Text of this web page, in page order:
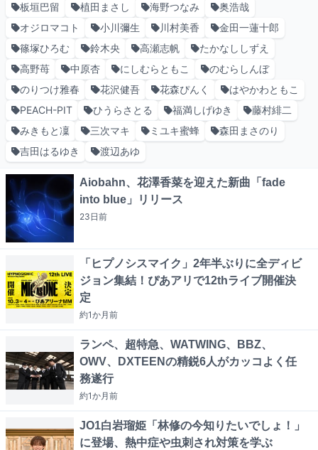
板垣巴留
植田まさし 海野つなみ
奥浩哉
オジロマコト
小川彌生 川村美香
金田一蓮十郎
篠塚ひろむ
鈴木央 高瀬志帆
たかなししずえ
高野苺
中原杏 にしむらともこ
のむらしんぼ
のりつけ雅春
花沢健吾 花森ぴんく
はやかわともこ
PEACH-PIT
ひうらさとる 福満しげゆき
藤村緋二
みきもと凜
三次マキ ミユキ蜜蜂
森田まさのり
吉田はるゆき
渡辺あゆ
Aiobahn、花澤香菜を迎えた新曲「fade
into blue」リリース
23日前
「ヒプノシスマイク」2年半ぶりに全ディビ
ジョン集結！ぴあアリで12thライブ開催決
定
約1か月前
ランペ、超特急、WATWING、BBZ、
OWV、DXTEENの精鋭6人がカッコよく任
務遂行
約1か月前
JO1白岩瑠姫「林修の今知りたいでしょ！」
に登場、熱中症や虫刺され対策を学ぶ